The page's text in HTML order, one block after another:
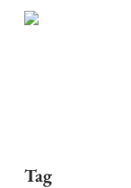
Skip
Tag